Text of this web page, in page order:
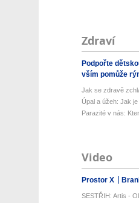
Zdraví
Podpořte
vším pomůže
Jak se zdravě
Úpal a úžeh: Jak
Parazité v nás:
Video
Prostor X
SESTŘIH: Artis -